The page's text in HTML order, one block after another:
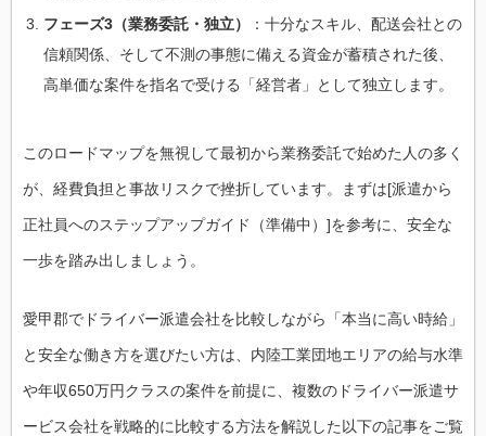
フェーズ3（業務委託・独立）
：十分なスキル、配送会社との
信頼関係、そして不測の事態に備える資金が蓄積された後、
高単価な案件を指名で受ける「経営者」として独立します。
このロードマップを無視して最初から業務委託で始めた人の多く
が、経費負担と事故リスクで挫折しています。まずは[派遣から
正社員へのステップアップガイド（準備中）]を参考に、安全な
一歩を踏み出しましょう。
愛甲郡でドライバー派遣会社を比較しながら「本当に高い時給」
と安全な働き方を選びたい方は、内陸工業団地エリアの給与水準
や年収650万円クラスの案件を前提に、複数のドライバー派遣サ
ービス会社を戦略的に比較する方法を解説した以下の記事をご覧